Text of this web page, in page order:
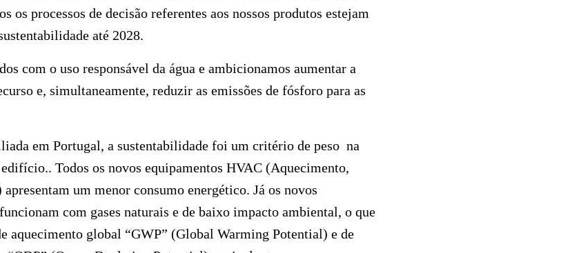
os processos de decisão referentes aos nossos produtos estejam
até 2028.
com o uso responsável da água e ambicionamos aumentar a
e, simultaneamente, reduzir as emissões de fósforo para as
em Portugal, a sustentabilidade foi um critério de peso na
Todos os novos equipamentos HVAC (Aquecimento,
um menor consumo energético. Já os novos
com gases naturais e de baixo impacto ambiental, o que
aquecimento global “GWP” (Global Warming Potential) e de